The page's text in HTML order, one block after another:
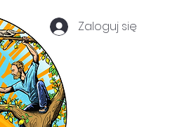
Zaloguj się